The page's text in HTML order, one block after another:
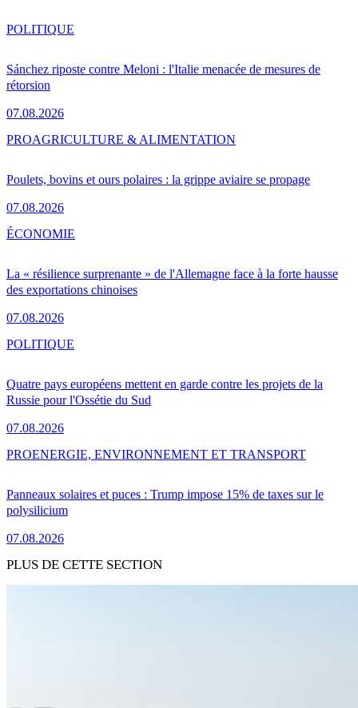
Sánchez riposte contre Meloni : l'Italie menacée de mesures de
rétorsion
07.08.2026
POLITIQUE
Poulets, bovins et ours polaires : la grippe aviaire se propage
07.08.2026
PROAGRICULTURE & ALIMENTATION
La « résilience surprenante » de l'Allemagne face à la forte hausse
des exportations chinoises
07.08.2026
ÉCONOMIE
Quatre pays européens mettent en garde contre les projets de la
Russie pour l'Ossétie du Sud
07.08.2026
POLITIQUE
Panneaux solaires et puces : Trump impose 15% de taxes sur le
polysilicium
07.08.2026
PROENERGIE, ENVIRONNEMENT ET TRANSPORT
PLUS DE CETTE SECTION